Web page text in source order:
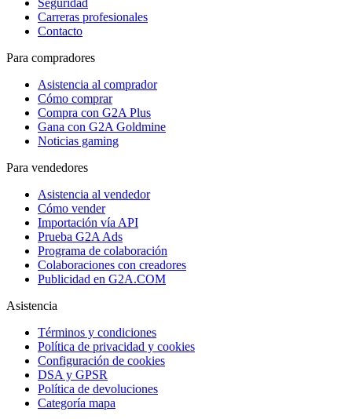
Seguridad
Carreras profesionales
Contacto
Para compradores
Asistencia al comprador
Cómo comprar
Compra con G2A Plus
Gana con G2A Goldmine
Noticias gaming
Para vendedores
Asistencia al vendedor
Cómo vender
Importación vía API
Prueba G2A Ads
Programa de colaboración
Colaboraciones con creadores
Publicidad en G2A.COM
Asistencia
Términos y condiciones
Política de privacidad y cookies
Configuración de cookies
DSA y GPSR
Política de devoluciones
Categoría mapa